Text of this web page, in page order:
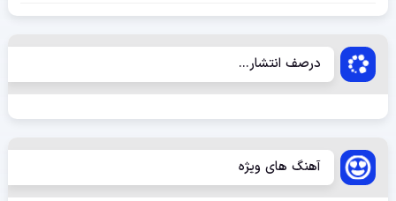
درصف انتشار...
آهنگ های ویژه